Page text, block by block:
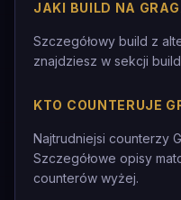
JAKI BUILD NA
Szczegółowy build z
znajdziesz w sekcji
KTO COUNTERUJE
Najtrudniejsi counterzy
Szczegółowe opisy
counterów wyżej.